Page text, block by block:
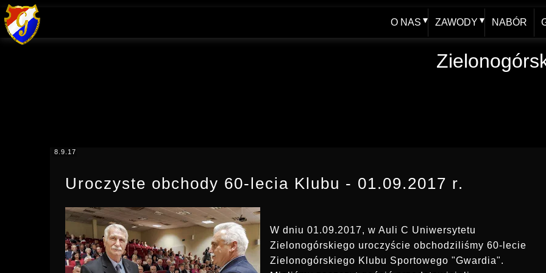
O NAS
HISTORIA - blog
ZAWODY
XXV FOOM 2019
NABÓR
Uroczyste obchody 60-lecia Klubu - 01.09.2017 r.
8.9.17
W dniu 01.09.2017, w Auli C Uniwersytetu
Zielonogórskiego uroczyście obchodziliśmy 60-lecie
Zielonogórskiego Klubu Sportowego "Gwardia".